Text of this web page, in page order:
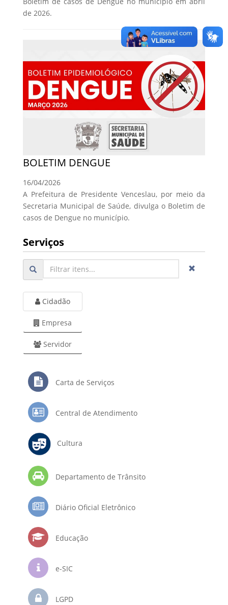
de 2026.
BOLETIM DENGUE
16/04/2026
A Prefeitura de Presidente Venceslau, por meio da
Secretaria Municipal de Saúde, divulga o Boletim de
casos de Dengue no município.
Serviços
Cidadão
Empresa
Servidor
Carta de Serviços
Central de Atendimento
Cultura
Departamento de Trânsito
Diário Oficial Eletrônico
Educação
e-SIC
LGPD